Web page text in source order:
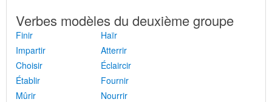
Verbes modèles du deuxième groupe
Finir
Haïr
Impartir
Atterrir
Choisir
Éclaircir
Établir
Fournir
Mûrir
Nourrir